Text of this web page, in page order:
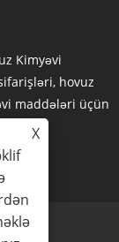
Kimyəvi
hovuz
maddələri üçün
X